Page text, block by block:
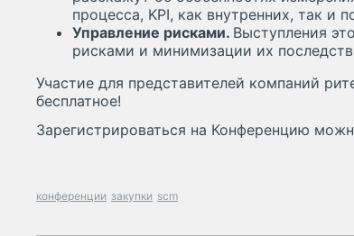
процесса, KPI, как внутренних, так и
Управление рисками. Выступления
рисками и минимизации их
Участие для представителей компаний
бесплатное!
Зарегистрироваться на Конференцию
конференции закупки scm